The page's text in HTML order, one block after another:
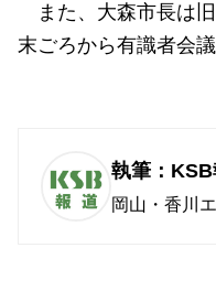
また、大森市長は旧
末ごろから有識者会
執筆：
岡山・香川